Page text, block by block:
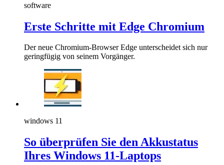
software
Erste Schritte mit Edge Chromium
Der neue Chromium-Browser Edge unterscheidet sich nur
geringfügig von seinem Vorgänger.
windows 11
So überprüfen Sie den Akkustatus
Ihres Windows 11-Laptops